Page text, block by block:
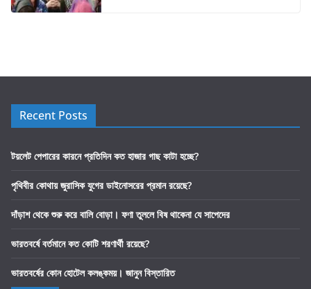
Recent Posts
টয়লেট পেপারের কারনে প্রতিদিন কত হাজার গাছ কাটা হচ্ছে?
পৃথিবীর কোথায় জুরাসিক যুগের ডাইনোসরের প্রমান রয়েছে?
দাঁড়াশ থেকে শুরু করে বালি বোড়া। ফণা তুললে বিষ থাকেনা যে সাপেদের
ভারতবর্ষে বর্তমানে কত কোটি শরণার্থী রয়েছে?
ভারতবর্ষের কোন হোটেল কলঙ্কময়। জানুন বিস্তারিত